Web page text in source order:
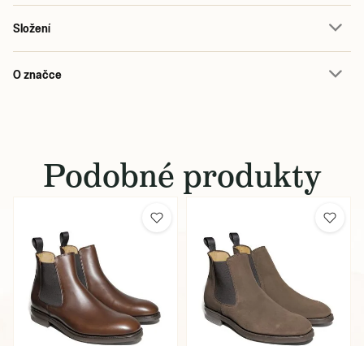
Složení
O značce
Podobné produkty